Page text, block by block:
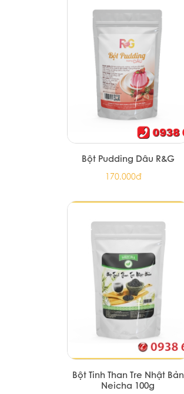
Bột Pudding Dâu R&G
170.000đ
Bột Tinh Than Tre Nhật Bản
Neicha 100g